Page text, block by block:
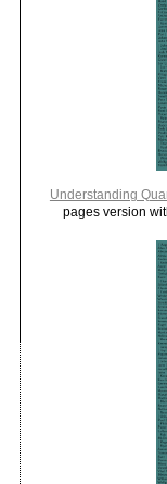
Understanding
pages version